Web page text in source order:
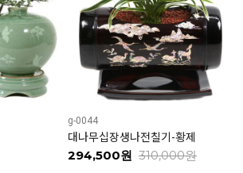
g-0044
대나무십장생나전칠기-황제
294,500원 310,000원